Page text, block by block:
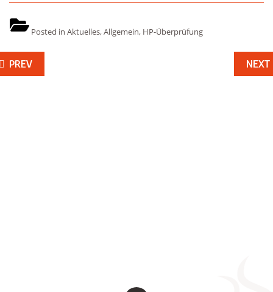
Posted in Aktuelles,Allgemein, HP-Überprüfung
PREV NEXT